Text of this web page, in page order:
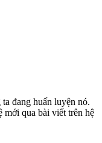
đang huấn luyện nó.
mới qua bài viết trên hệ